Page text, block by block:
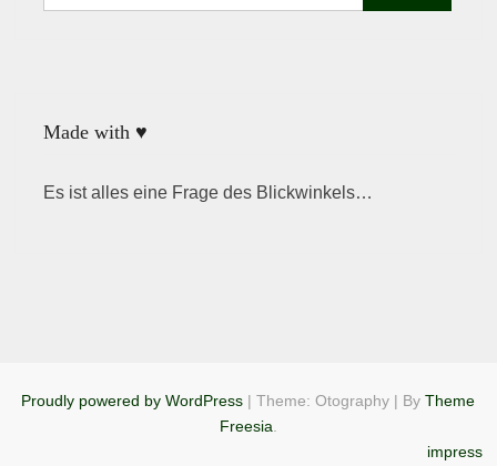
nach:
Made with ♥
Es ist alles eine Frage des Blickwinkels…
Proudly powered by WordPress |Theme: Otography | ByTheme
Freesia
impress